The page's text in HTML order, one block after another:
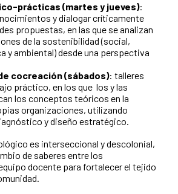
prácticas (martes y jueves):
y dialogar críticamente
propuestas, en las que se analizan
de la sostenibilidad (social,
y ambiental) desde una perspectiva
cocreación (sábados): talleres
práctico, en los que los y las
los conceptos teóricos en la
organizaciones, utilizando
y diseño estratégico.
es interseccional y descolonial,
de saberes entre los
docente para fortalecer el tejido